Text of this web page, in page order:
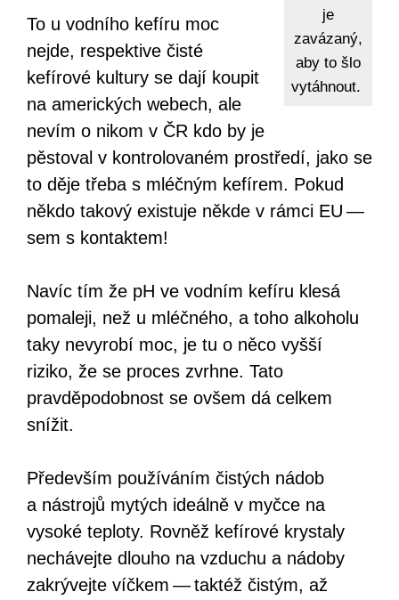
je
zavázaný,
aby to šlo
vytáhnout.
To u vodního kefíru moc
nejde, respektive čisté
kefírové kultury se dají koupit
na amerických webech, ale
nevím o nikom v ČR kdo by je
pěstoval v kontrolovaném prostředí, jako se
to děje třeba s mléčným kefírem. Pokud
někdo takový existuje někde v rámci EU —
sem s kontaktem!
Navíc tím že pH ve vodním kefíru klesá
pomaleji, než u mléčného, a toho alkoholu
taky nevyrobí moc, je tu o něco vyšší
riziko, že se proces zvrhne. Tato
pravděpodobnost se ovšem dá celkem
snížit.
Především používáním čistých nádob
a nástrojů mytých ideálně v myčce na
vysoké teploty. Rovněž kefírové krystaly
nechávejte dlouho na vzduchu a nádoby
zakrývejte víčkem — taktéž čistým, až